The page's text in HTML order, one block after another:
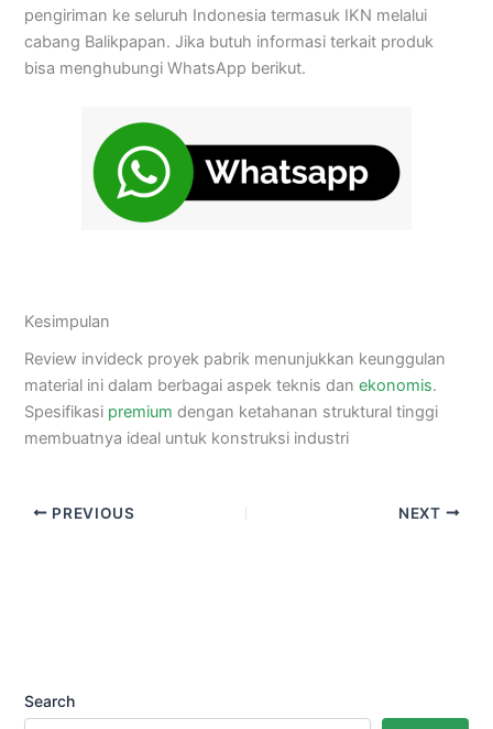
pengiriman ke seluruh Indonesia termasuk IKN melalui
cabang Balikpapan. Jika butuh informasi terkait produk
bisa menghubungi WhatsApp berikut.
Kesimpulan
Review invideck proyek pabrik menunjukkan keunggulan
material ini dalam berbagai aspek teknis danekonomis.
Spesifikasi premium dengan ketahanan struktural tinggi
membuatnya ideal untuk konstruksi industri
PREVIOUS NEXT
Search